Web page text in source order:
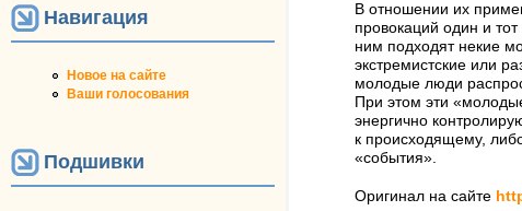
Навигация
Новое на сайте
Ваши голосования
Подшивки
В отношении их
провокаций один и
ним подходят некие
экстремистские или
молодые люди
При этом эти
энергично
к происходящему,
«события».
Оригинал на сайте